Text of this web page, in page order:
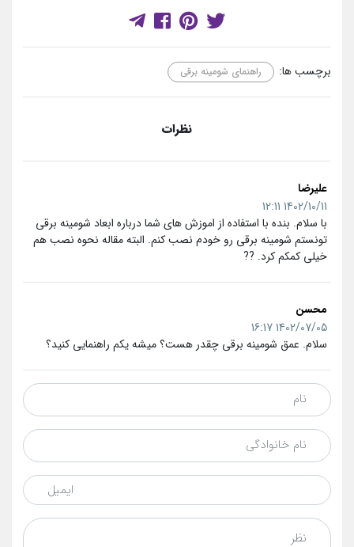
برچسب ها: راهنمای شومینه برقی
نظرات
علیرضا
1402/10/11 12:11
با سلام. بنده با استفاده از اموزش های شما درباره ابعاد شومینه برقی
تونستم شومینه برقی رو خودم نصب کنم. البته مقاله نحوه نصب هم
خیلی کمکم کرد. ??
محسن
1402/07/05 16:17
سلام. عمق شومینه برقی چقدر هست؟ میشه یکم راهنمایی کنید؟